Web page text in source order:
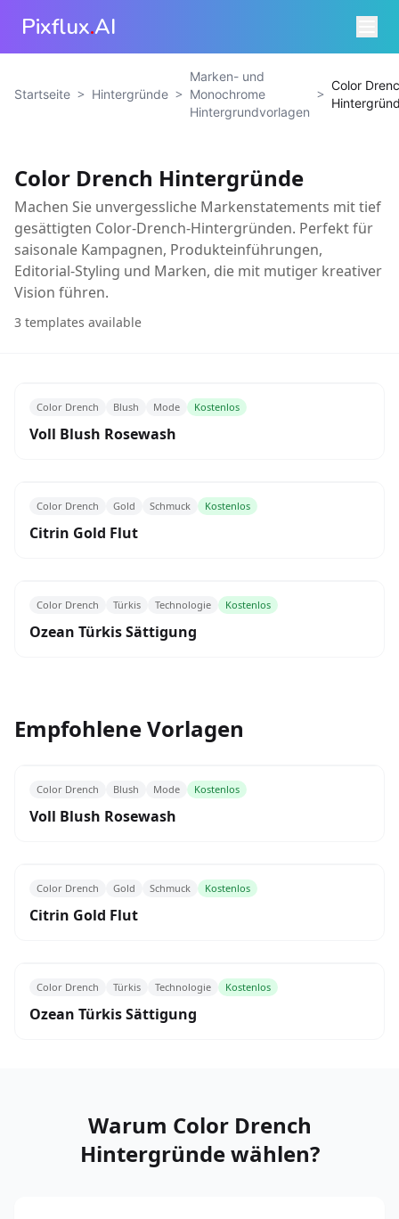
Pixflux.AI
Startseite > Hintergründe >
Marken- und
Monochrome
Hintergrundvorlagen
>
Color
Color Drench Hintergründe
Machen Sie unvergessliche Markenstatements mit tief
gesättigten Color-Drench-Hintergründen. Perfekt für
saisonale Kampagnen, Produkteinführungen,
Editorial-Styling und Marken, die mit mutiger kreativer
Vision führen.
3 templates available
Color Drench Blush Mode Kostenlos
Voll Blush Rosewash
Color Drench Gold Schmuck Kostenlos
Citrin Gold Flut
Color Drench Türkis Technologie Kostenlos
Ozean Türkis Sättigung
Empfohlene Vorlagen
Color Drench Blush Mode Kostenlos
Voll Blush Rosewash
Color Drench Gold Schmuck Kostenlos
Citrin Gold Flut
Color Drench Türkis Technologie Kostenlos
Ozean Türkis Sättigung
Warum Color Drench
Hintergründe wählen?